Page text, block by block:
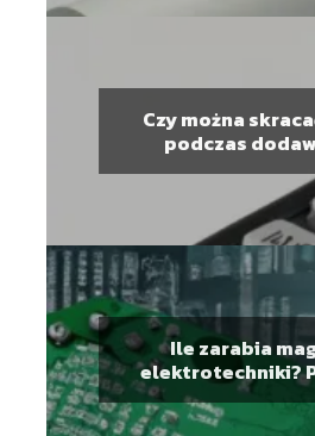
Czy można
podczas
Ile zarabia
elektrotechniki?
wynagrodzeń dla
z tej branży